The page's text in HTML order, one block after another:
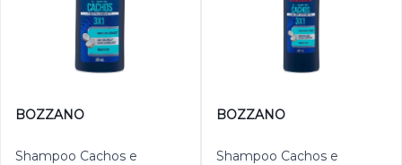
BOZZANO
Shampoo Cachos e
BOZZANO
Shampoo Cachos e